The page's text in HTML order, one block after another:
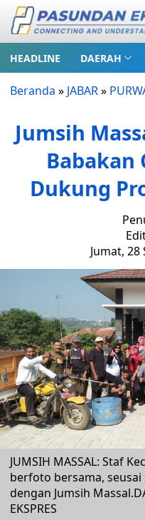
HEADLINE DAERAH
Beranda » JABAR»
Jumsih
Babakan
Dukung
Jumat, 28
JUMSIH MASSAL: Staf
berfoto bersama,
dengan Jumsih
EKSPRES